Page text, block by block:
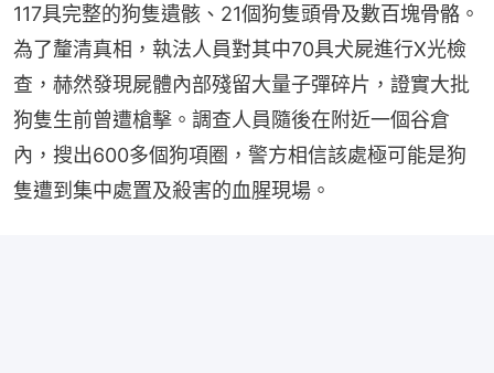
117具完整的狗隻遺骸、21個狗隻頭骨及數百塊骨骼。
為了釐清真相，執法人員對其中70具犬屍進行X光檢
查，赫然發現屍體內部殘留大量子彈碎片，證實大批
狗隻生前曾遭槍擊。調查人員隨後在附近一個谷倉
內，搜出600多個狗項圈，警方相信該處極可能是狗
隻遭到集中處置及殺害的血腥現場。